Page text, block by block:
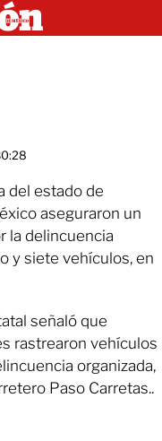
del estado de
aseguraron un
la delincuencia
y siete vehículos, en
señaló que
rastrearon vehículos
organizada,
Paso Carretas..